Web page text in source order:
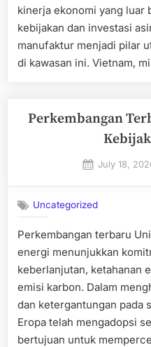
kinerja ekonomi yang luar
kebijakan dan investasi
manufaktur menjadi pilar
di kawasan ini. Vietnam,
Perkembangan
Posted
July 18,
Uncategorized
Perkembangan terbaru
energi menunjukkan
keberlanjutan, ketahanan
emisi karbon. Dalam
dan ketergantungan pada
Eropa telah mengadopsi
bertujuan untuk